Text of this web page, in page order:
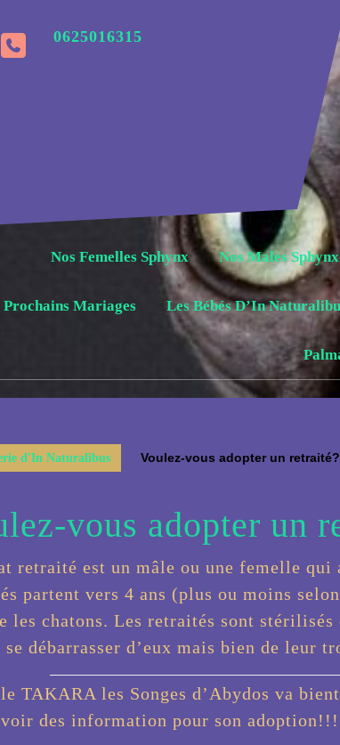
0625016315
Nos Femelles Sphynx Nos Males Sphynx
Prochains Mariages Les Bébés D’In
d'In Naturalibus Voulez-vous adopter un retraité?
vous adopter un
retraité est un mâle ou une femelle
partent vers 4 ans (plus ou moins
les chatons. Les retraités sont
se débarrasser d’eux mais bien de leur
TAKARA les Songes d’Abydos va
des information pour son